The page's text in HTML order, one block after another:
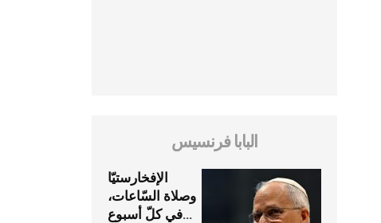
البابا فرنسيس
الإفخارستيّا
وصلاة السّاعات،
في كلّ أسبوع